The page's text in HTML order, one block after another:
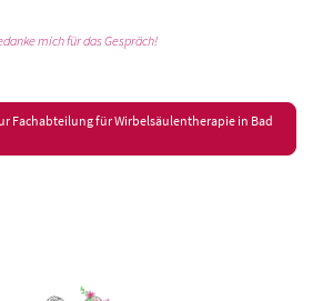
mich für das Gespräch!
Fachabteilung für Wirbelsäulentherapie in Bad